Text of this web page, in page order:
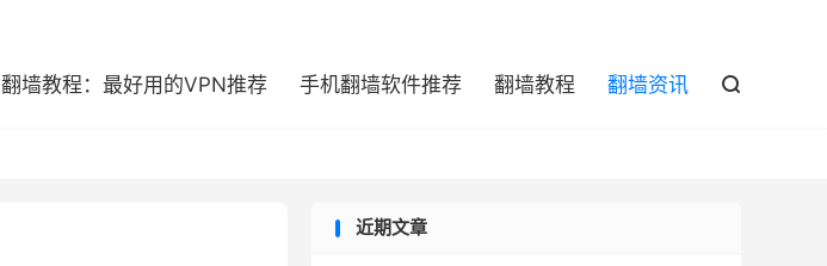
翻墙教程：最好用的VPN推荐 手机翻墙软件推荐 翻墙教程 翻墙资讯 
近期文章